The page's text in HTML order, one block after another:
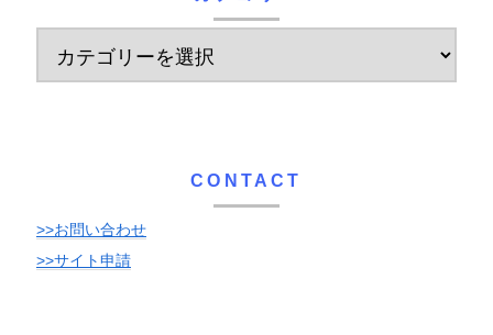
CONTACT
>>お問い合わせ
>>サイト申請